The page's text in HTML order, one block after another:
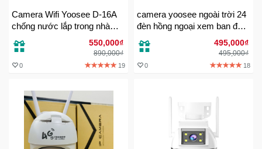
Ảnh-
Máy
bay
flycam
Camera Wifi Yoosee D-16A
chống nước lắp trong nhà
hay ngoài trời đều được550,000₫
890,000₫
0 19
camera yoosee ngoài trời 24
đèn hồng ngoại xem ban đêm
495,000₫
495,000₫
0 18